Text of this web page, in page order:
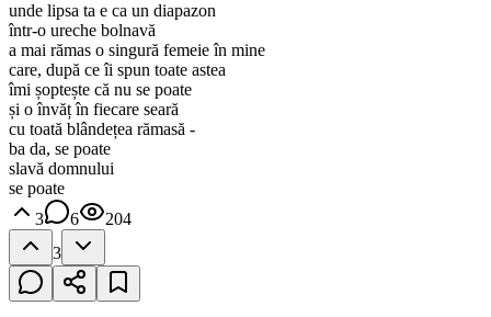
unde lipsa ta e ca un diapazon
într-o ureche bolnavă
a mai rămas o singură femeie în mine
care, după ce îi spun toate astea
îmi șoptește că nu se poate
și o învăț în fiecare seară
cu toată blândețea rămasă -
ba da, se poate
slavă domnului
se poate
3
6
204
3